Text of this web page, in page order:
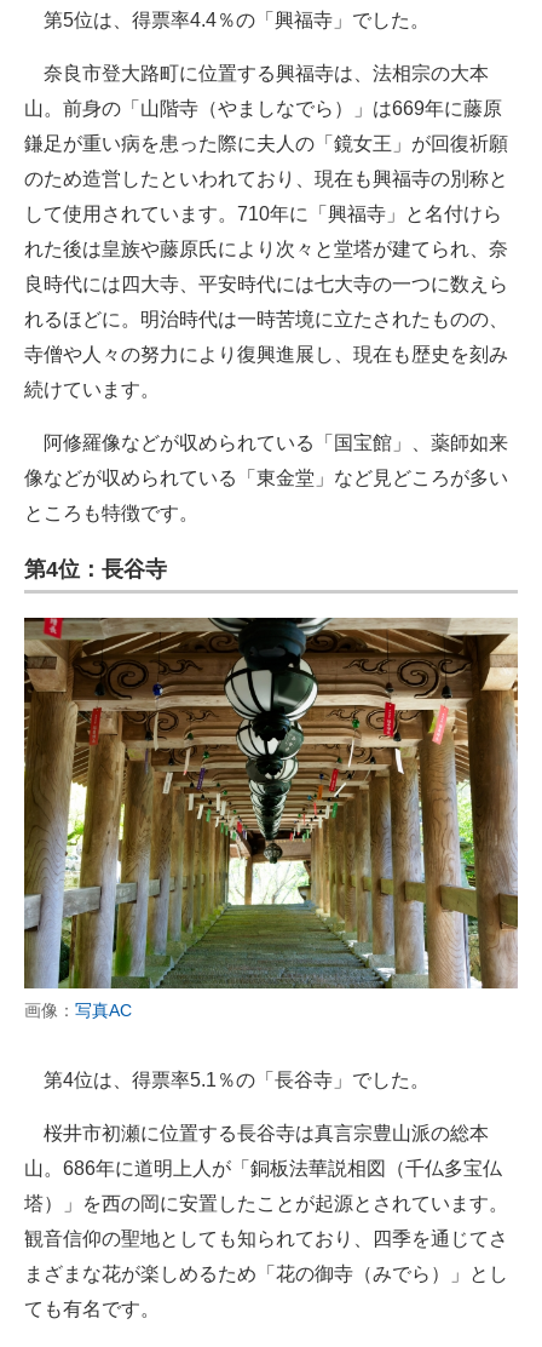
第5位は、得票率4.4％の「興福寺」でした。
奈良市登大路町に位置する興福寺は、法相宗の大本
山。前身の「山階寺（やましなでら）」は669年に藤原
鎌足が重い病を患った際に夫人の「鏡女王」が回復祈願
のため造営したといわれており、現在も興福寺の別称と
して使用されています。710年に「興福寺」と名付けら
れた後は皇族や藤原氏により次々と堂塔が建てられ、奈
良時代には四大寺、平安時代には七大寺の一つに数えら
れるほどに。明治時代は一時苦境に立たされたものの、
寺僧や人々の努力により復興進展し、現在も歴史を刻み
続けています。
阿修羅像などが収められている「国宝館」、薬師如来
像などが収められている「東金堂」など見どころが多い
ところも特徴です。
第4位：長谷寺
画像： 写真AC
第4位は、得票率5.1％の「長谷寺」でした。
桜井市初瀬に位置する長谷寺は真言宗豊山派の総本
山。686年に道明上人が「銅板法華説相図（千仏多宝仏
塔）」を西の岡に安置したことが起源とされています。
観音信仰の聖地としても知られており、四季を通じてさ
まざまな花が楽しめるため「花の御寺（みでら）」とし
ても有名です。